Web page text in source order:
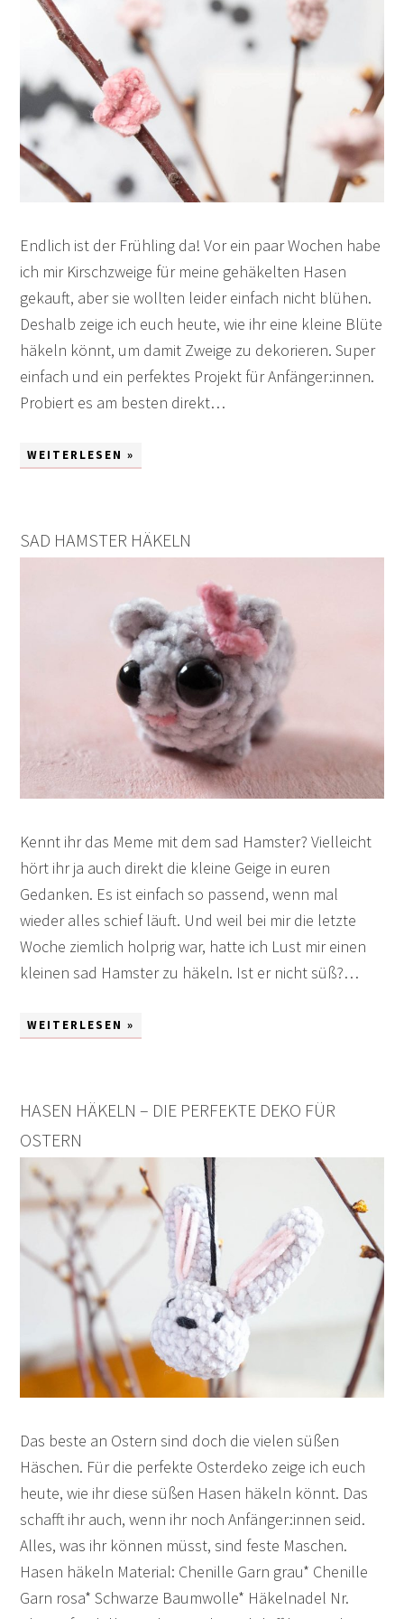
Endlich ist der Frühling da! Vor ein paar Wochen habe
ich mir Kirschzweige für meine gehäkelten Hasen
gekauft, aber sie wollten leider einfach nicht blühen.
Deshalb zeige ich euch heute, wie ihr eine kleine Blüte
häkeln könnt, um damit Zweige zu dekorieren. Super
einfach und ein perfektes Projekt für Anfänger:innen.
Probiert es am besten direkt…
WEITERLESEN »
SAD HAMSTER HÄKELN
Kennt ihr das Meme mit dem sad Hamster? Vielleicht
hört ihr ja auch direkt die kleine Geige in euren
Gedanken. Es ist einfach so passend, wenn mal
wieder alles schief läuft. Und weil bei mir die letzte
Woche ziemlich holprig war, hatte ich Lust mir einen
kleinen sad Hamster zu häkeln. Ist er nicht süß?…
WEITERLESEN »
HASEN HÄKELN – DIE PERFEKTE DEKO FÜR
OSTERN
Das beste an Ostern sind doch die vielen süßen
Häschen. Für die perfekte Osterdeko zeige ich euch
heute, wie ihr diese süßen Hasen häkeln könnt. Das
schafft ihr auch, wenn ihr noch Anfänger:innen seid.
Alles, was ihr können müsst, sind feste Maschen.
Hasen häkeln Material: Chenille Garn grau* Chenille
Garn rosa* Schwarze Baumwolle* Häkelnadel Nr.